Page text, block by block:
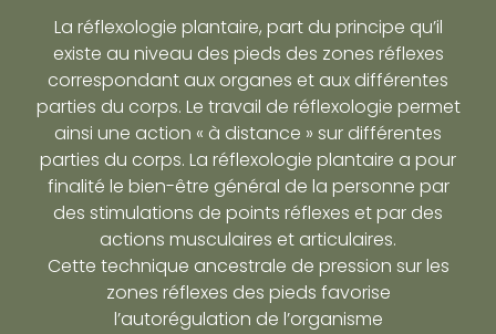
La réflexologie plantaire, part du principe qu’il
existe au niveau des pieds des zones réflexes
correspondant aux organes et aux différentes
parties du corps. Le travail de réflexologie permet
ainsi une action « à distance » sur différentes
parties du corps. La réflexologie plantaire a pour
finalité le bien-être général de la personne par
des stimulations de points réflexes et par des
actions musculaires et articulaires.
Cette technique ancestrale de pression sur les
zones réflexes des pieds favorise
l’autorégulation de l’organisme